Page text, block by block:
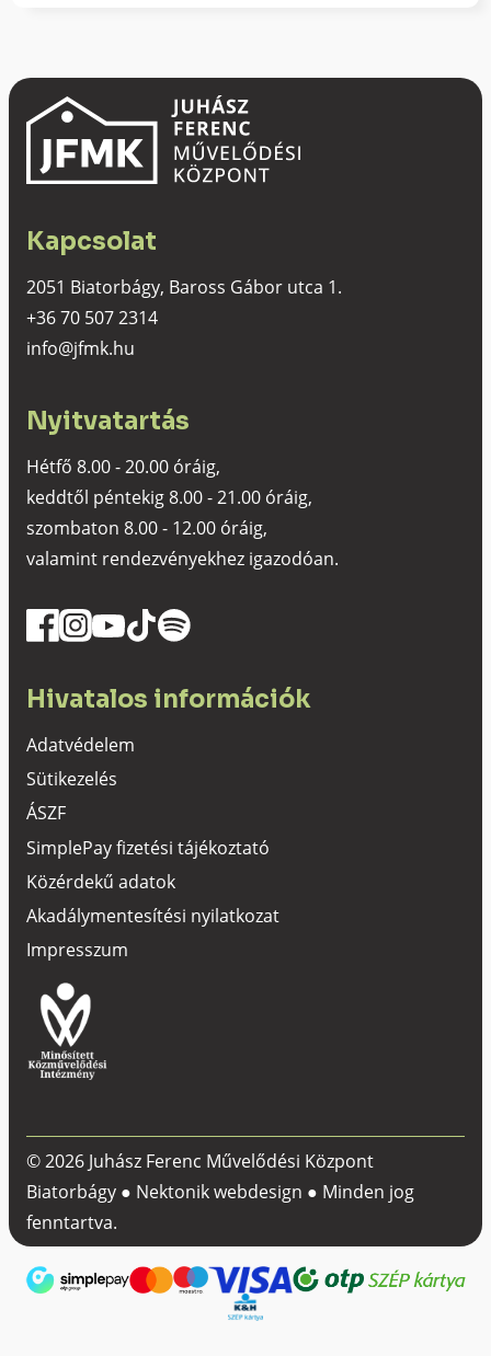
Kapcsolat
2051 Biatorbágy, Baross Gábor utca 1.
+36 70 507 2314
info@jfmk.hu
Nyitvatartás
Hétfő 8.00 - 20.00 óráig,
keddtől péntekig 8.00 - 21.00 óráig,
szombaton 8.00 - 12.00 óráig,
valamint rendezvényekhez igazodóan.
Hivatalos információk
Adatvédelem
Sütikezelés
ÁSZF
SimplePay fizetési tájékoztató
Közérdekű adatok
Akadálymentesítési nyilatkozat
Impresszum
© 2026 Juhász Ferenc Művelődési Központ
Biatorbágy ● Nektonik webdesign ● Minden jog
fenntartva.